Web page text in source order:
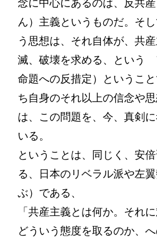
念に中心にあるのは、反共
ん）主義というものだ。そ
う思想は、それ自体が、共
滅、破壊を求める、という
命題への反措定）というこ
ち自身のそれ以上の信念
は、この問題を、今、真剣
いる。
ということは、同じく、安
る、日本のリベラル派や左
ぶ）である、
「共産主義とは何か。それ
どういう態度を取るのか、